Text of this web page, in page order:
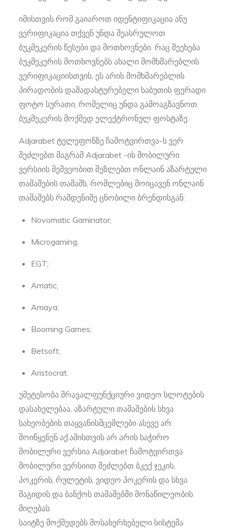
იმისთვის რომ გაიაროთ იდენტიფიკაცია ანუ
ვერიფიკაცია თქვენ უნდა შეასრულოთ
ბუკმეკერის წესები და მოთხოვნები. რაც შეეხება
ბუკმეკერის მოთხოვნებს ახალი მომხმარებლის
ვერიფიკაციისთვის, ეს არის მომხმარებლის
პირადობის დამადასტურებელი საბუთის ფერადი
ფოტო სურათი, რომელიც უნდა გამოაგზავნოთ
ბუკმეკერის მოქმედ ელექტრონულ ფოსტაზე.
Adjarabet ტელეფონზე ჩამოტვირთვა-ს ვერ
შეძლებთ მაგრამ Adjarabet -ის მობილური
ვერსიის მეშვეობით შეზლებთ ონლაინ აზარტული
თამაშების თამაშს, რომლებიც მოიცავენ ონლაინ
თამაშებს რამდენიმე ცნობილი ბრენდისგან:
Novomatic Gaminator;
Microgaming;
EGT;
Amatic;
Amaya;
Booming Games;
Betsoft;
Aristocrat.
უმეტესობა მრავალფუნქციური ვიდეო სლოტების
დასახელებაა, აზარტული თამაშების სხვა
სახეობების თაყვანისმცემლები ასევე არ
შოიწყენენ აქ.ამისთვის არ არის საჭირო
მობილური ვერსია Adjarabet ჩამოტვირთვა
მობილური ვერსიით შეძლებთ ბკექ ჯეკის,
პოკერის, რულეტის, ვიდეო პოკერის და სხვა
მაგიდის და ბანქოს თამაშებში მონაწილეობის
მიღებას.
საიტზე მოქმედებს მოსახერხებელი სისტემა